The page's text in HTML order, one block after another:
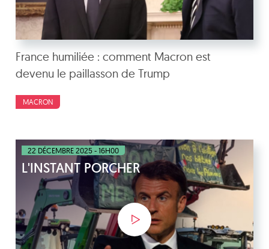
France humiliée : comment Macron est
devenu le paillasson de Trump
MACRON
22 DÉCEMBRE 2025 - 16H00
L'INSTANT PORCHER